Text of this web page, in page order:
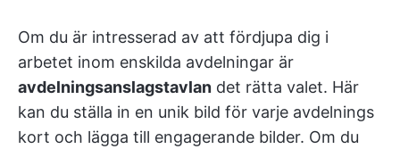
Om du är intresserad av att fördjupa dig i
arbetet inom enskilda avdelningar är
avdelningsanslagstavlan det rätta valet. Här
kan du ställa in en unik bild för varje avdelnings
kort och lägga till engagerande bilder. Om du